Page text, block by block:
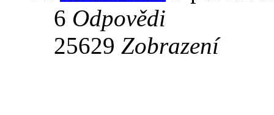
6 Odpovědi
25629 Zobrazení